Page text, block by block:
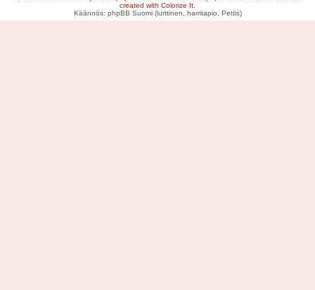
created with Colorize It
Käännös: phpBB Suomi (lurttinen, harritapio, Pettis)